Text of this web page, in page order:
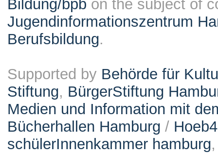
Bildung/bpb on the subject of
Jugendinformationszentrum
Berufsbildung.
Supported by Behörde für
Stiftung, BürgerStiftung
Medien und Information mit
Bücherhallen Hamburg /
schülerInnenkammer hamburg